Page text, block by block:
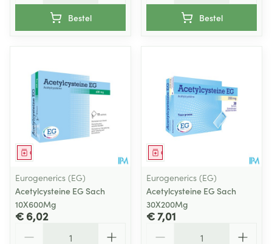
Bestel Bestel
Geneesmiddel
Eurogenerics (EG)
Acetylcysteine EG Sach
10X600Mg
€ 6,02
Geneesmiddel
Eurogenerics (EG)
Acetylcysteine EG Sach
30X200Mg
€ 7,01